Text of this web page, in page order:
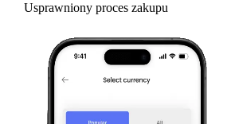
Usprawniony proces zakupu